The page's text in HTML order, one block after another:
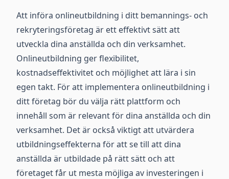
Att införa onlineutbildning i ditt bemannings- och
rekryteringsföretag är ett effektivt sätt att
utveckla dina anställda och din verksamhet.
Onlineutbildning ger flexibilitet,
kostnadseffektivitet och möjlighet att lära i sin
egen takt. För att implementera onlineutbildning i
ditt företag bör du välja rätt plattform och
innehåll som är relevant för dina anställda och din
verksamhet. Det är också viktigt att utvärdera
utbildningseffekterna för att se till att dina
anställda är utbildade på rätt sätt och att
företaget får ut mesta möjliga av investeringen i